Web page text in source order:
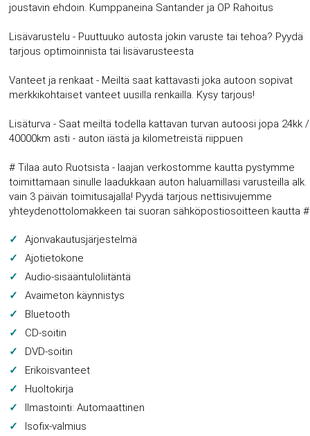
joustavin ehdoin. Kumppaneina Santander ja OP Rahoitus
Lisävarustelu - Puuttuuko autosta jokin varuste tai tehoa? Pyydä
tarjous optimoinnista tai lisävarusteesta
Vanteet ja renkaat - Meiltä saat kattavasti joka autoon sopivat
merkkikohtaiset vanteet uusilla renkailla. Kysy tarjous!
Lisäturva - Saat meiltä todella kattavan turvan autoosi jopa 24kk /
40000km asti - auton iästä ja kilometreistä riippuen
# Tilaa auto Ruotsista - laajan verkostomme kautta pystymme
toimittamaan sinulle laadukkaan auton haluamillasi varusteilla alk.
vain 3 päivän toimitusajalla! Pyydä tarjous nettisivujemme
yhteydenottolomakkeen tai suoran sähköpostiosoitteen kautta #
Ajonvakautusjärjestelmä
Ajotietokone
Audio-sisääntuloliitäntä
Avaimeton käynnistys
Bluetooth
CD-soitin
DVD-soitin
Erikoisvanteet
Huoltokirja
Ilmastointi: Automaattinen
Isofix-valmius